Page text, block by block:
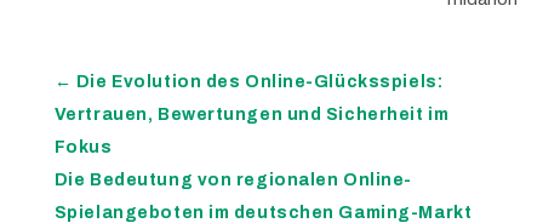
← Die Evolution des Online-Glücksspiels:
Vertrauen, Bewertungen und Sicherheit im
Fokus
Die Bedeutung von regionalen Online-
Spielangeboten im deutschen Gaming-Markt